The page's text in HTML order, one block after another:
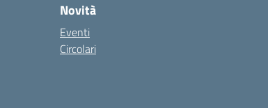
Novità
Eventi
Circolari